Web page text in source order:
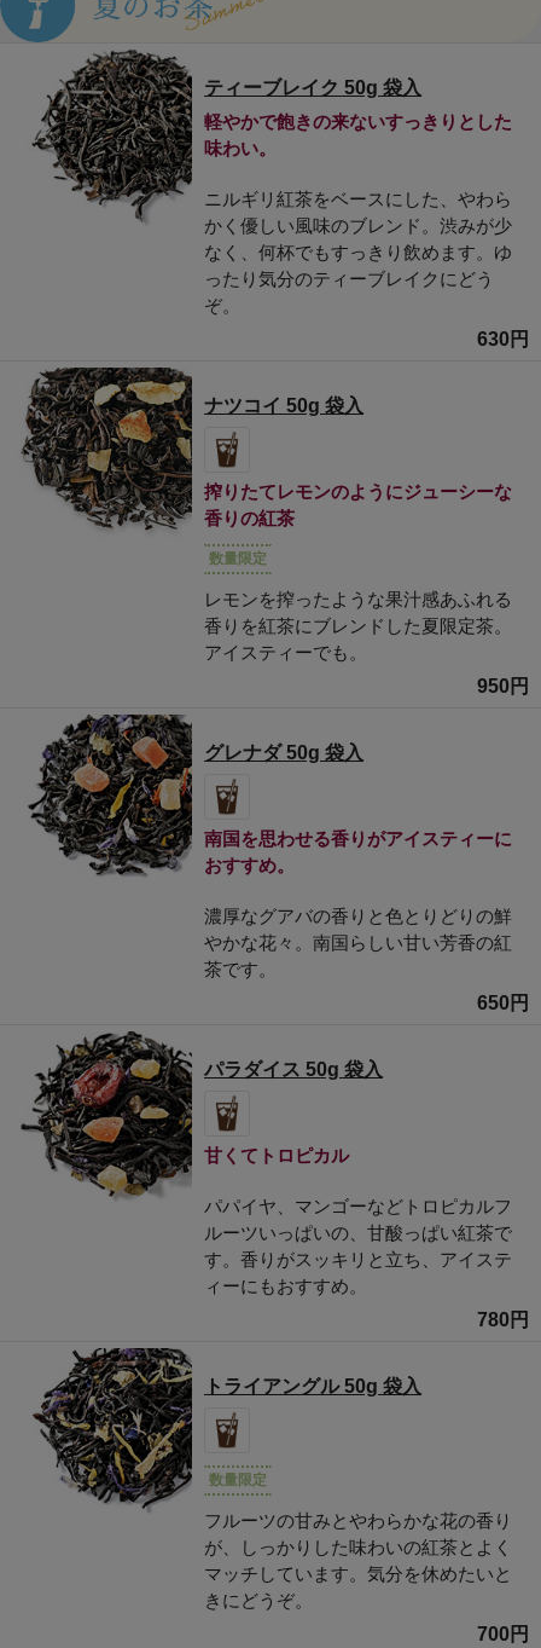
ティーブレイク 50g 袋入
軽やかで飽きの来ないすっきりとした
味わい。
ニルギリ紅茶をベースにした、やわら
かく優しい風味のブレンド。渋みが少
なく、何杯でもすっきり飲めます。ゆ
ったり気分のティーブレイクにどう
ぞ。
630円
ナツコイ 50g 袋入
搾りたてレモンのようにジューシーな
香りの紅茶
数量限定
レモンを搾ったような果汁感あふれる
香りを紅茶にブレンドした夏限定茶。
アイスティーでも。
950円
グレナダ 50g 袋入
南国を思わせる香りがアイスティーに
おすすめ。
濃厚なグアバの香りと色とりどりの鮮
やかな花々。南国らしい甘い芳香の紅
茶です。
650円
パラダイス 50g 袋入
甘くてトロピカル
パパイヤ、マンゴーなどトロピカルフ
ルーツいっぱいの、甘酸っぱい紅茶で
す。香りがスッキリと立ち、アイステ
ィーにもおすすめ。
780円
トライアングル 50g 袋入
数量限定
フルーツの甘みとやわらかな花の香り
が、しっかりした味わいの紅茶とよく
マッチしています。気分を休めたいと
きにどうぞ。
700円